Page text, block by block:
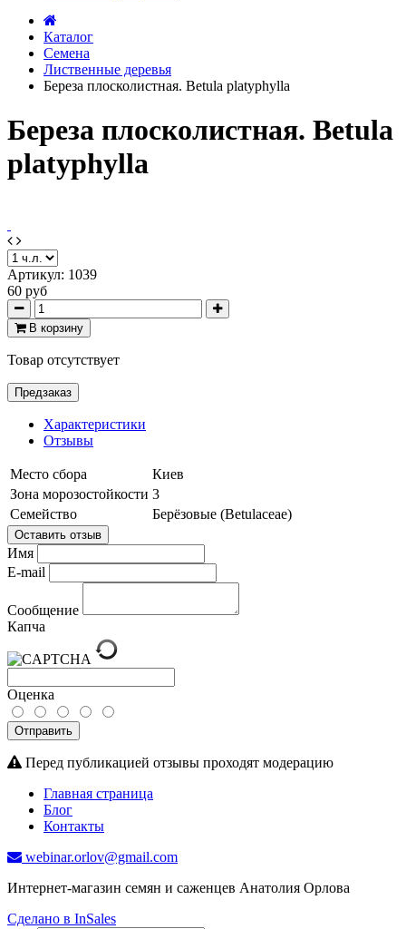
Каталог
Семена
Лиственные деревья
Береза плосколистная. Betula platyphylla
Береза плосколистная. Betula
platyphylla
Артикул: 1039
60 руб
В корзину
Товар отсутствует
Предзаказ
Характеристики
Отзывы
Место сбора
Киев
Зона морозостойкости 3
Семейство
Берёзовые (Betulaceae)
Оставить отзыв
Имя
E-mail
Сообщение
Капча
Оценка
Отправить
Перед публикацией отзывы проходят модерацию
Главная страница
Блог
Контакты
webinar.orlov@gmail.com
Интернет-магазин семян и саженцев Анатолия Орлова
Сделано в InSales